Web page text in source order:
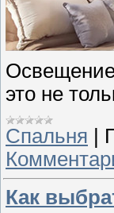
это не
Спальня
Как